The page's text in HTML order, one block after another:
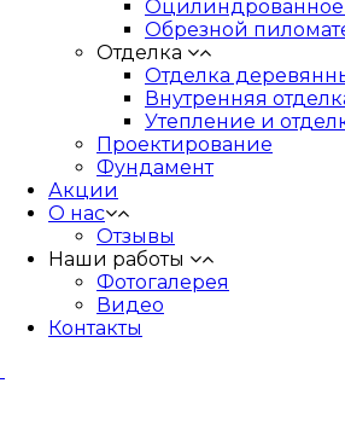
Оцилиндрованное
Обрезной
Отделка
Отделка
Внутренняя
Утепление и
Проектирование
Фундамент
Акции
О нас
Отзывы
Наши работы
Фотогалерея
Видео
Контакты